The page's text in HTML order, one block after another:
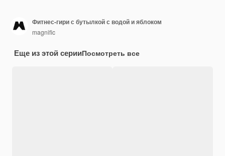
Фитнес-гири с бутылкой с водой и яблоком
magnific
Еще из этой серииПосмотреть все